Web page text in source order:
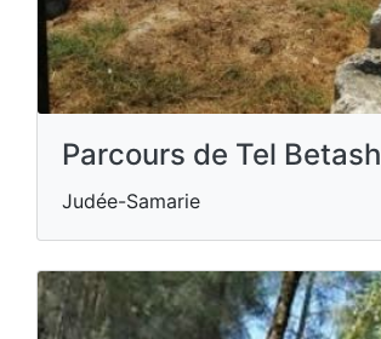
Parcours de Tel Betash
Judée-Samarie